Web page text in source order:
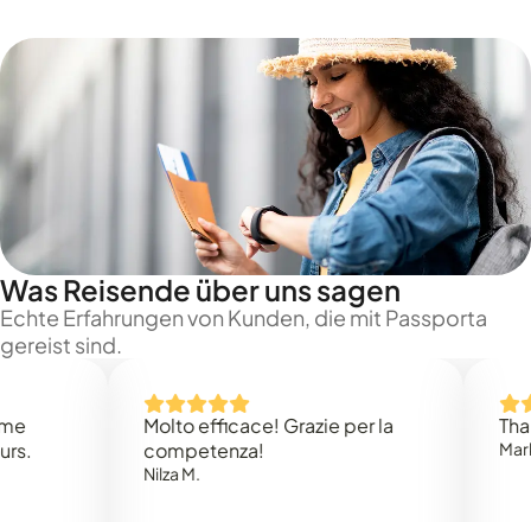
Was Reisende über uns sagen
Echte Erfahrungen von Kunden, die mit Passporta
gereist sind.
Molto efficace! Grazie per la
competenza!
Nilza M.
Thank
Mark N.